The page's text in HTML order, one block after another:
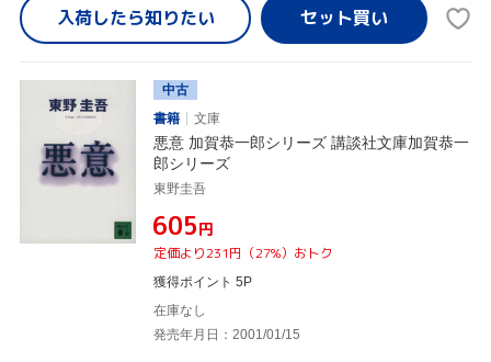
入荷したら知りたい
中古
書籍
文庫
悪意 加賀恭一郎シリーズ 講談社文庫加賀恭一
郎シリーズ
東野圭吾
¥605円
定価より231円（27%）おトク
獲得ポイント 5P
在庫なし
発売年月日：2001/01/15